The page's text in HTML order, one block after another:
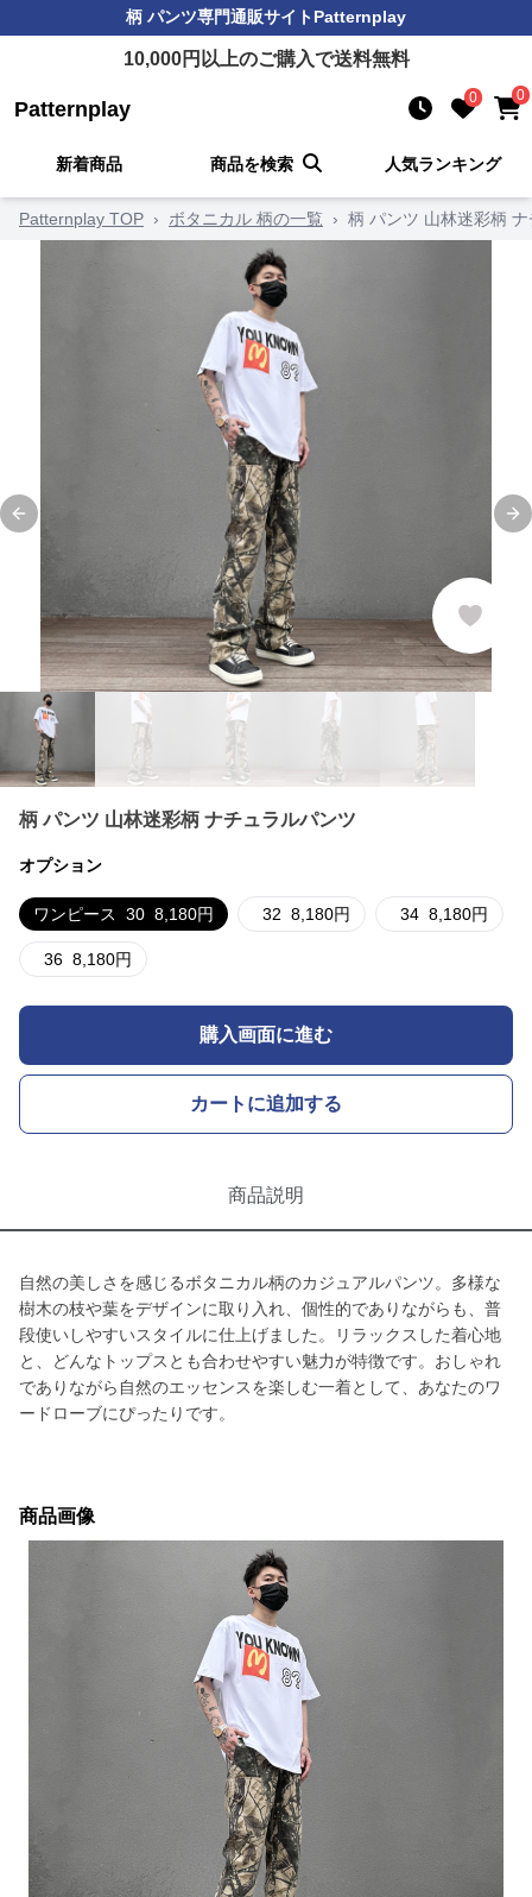
柄 パンツ専門通販サイトPatternplay
10,000円以上のご購入で送料無料
Patternplay 0 0
新着商品 商品を検索 人気ランキング
Patternplay TOP › ボタニカル 柄の一覧 › 柄 パンツ 山林迷彩柄
Previous slide
柄 パンツ 山林迷彩柄 ナチュラルパンツ
オプション
ワンピース 30 8,180円 32 8,180円 34 8,180円
36 8,180円
購入画面に進む
カートに追加する
商品説明
自然の美しさを感じるボタニカル柄のカジュアルパンツ。多様な
樹木の枝や葉をデザインに取り入れ、個性的でありながらも、普
段使いしやすいスタイルに仕上げました。リラックスした着心地
と、どんなトップスとも合わせやすい魅力が特徴です。おしゃれ
でありながら自然のエッセンスを楽しむ一着として、あなたのワ
ードローブにぴったりです。
商品画像